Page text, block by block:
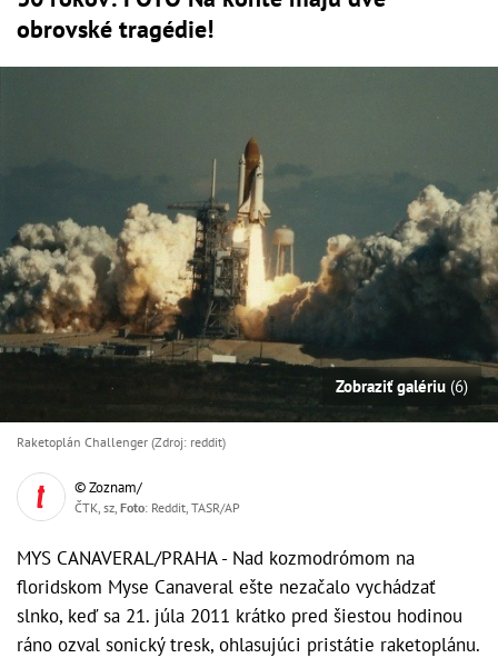
obrovské tragédie!
Zobraziť galériu (6)
Raketoplán Challenger (Zdroj: reddit)
© Zoznam/
ČTK, sz, Foto: Reddit, TASR/AP
MYS CANAVERAL/PRAHA - Nad kozmodrómom na
floridskom Myse Canaveral ešte nezačalo vychádzať
slnko, keď sa 21. júla 2011 krátko pred šiestou hodinou
ráno ozval sonický tresk, ohlasujúci pristátie raketoplánu.